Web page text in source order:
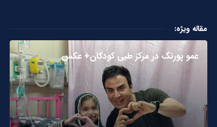
مقاله ویژه:
عمو پورنگ در مرکز طبی کودکان+ عکس